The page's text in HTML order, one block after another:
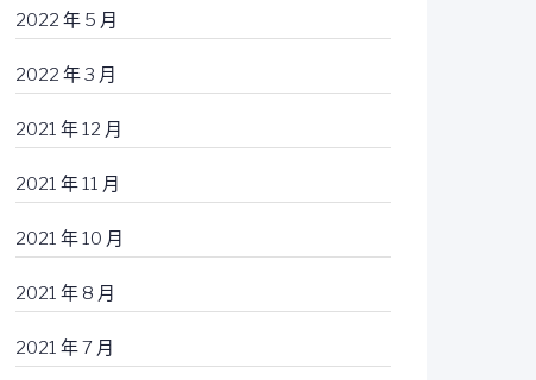
2022 年 5 月
2022 年 3 月
2021 年 12 月
2021 年 11 月
2021 年 10 月
2021 年 8 月
2021 年 7 月